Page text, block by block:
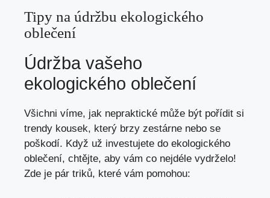
Tipy na údržbu ekologického
oblečení
Údržba vašeho
ekologického oblečení
Všichni víme, jak nepraktické může být pořídit si
trendy kousek, který brzy zestárne nebo se
poškodí. Když už investujete do ekologického
oblečení, chtějte, aby vám co nejdéle vydrželo!
Zde je pár triků, které vám pomohou: